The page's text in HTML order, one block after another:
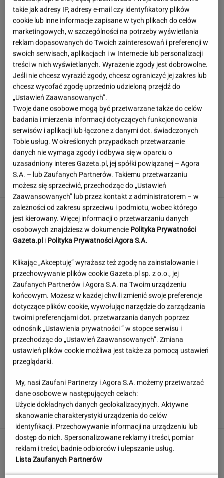
perturbacje. Polacy zapamiętają ten wyjazd na
długo
SUBSKRYPCJA
Śmierć Marii Zięby w "Na Wspólnej" to
ponury żart. Scenarzysta popłynął
ZUZANNA KWASEK
Sensacyjne odkrycie w Gdańsku. Pod "Misiem"
czekał historyczny skarb
Angelina Jolie pod presją. Brad Pitt domaga
się ujawnienia dokumentów
Sprawdzili biżuterię. Normy bezpieczeństwa
przekroczono setki razy
Jerzy Zięba w Kancelarii Prezydenta.
"Fantastyczne spotkanie"
takie jak adresy IP, adresy e-mail czy identyfikatory plików
cookie lub inne informacje zapisane w tych plikach do celów
marketingowych, w szczególności na potrzeby wyświetlania
reklam dopasowanych do Twoich zainteresowań i preferencji w
swoich serwisach, aplikacjach i w Internecie lub personalizacji
treści w nich wyświetlanych. Wyrażenie zgody jest dobrowolne.
Jeśli nie chcesz wyrazić zgody, chcesz ograniczyć jej zakres lub
chcesz wycofać zgodę uprzednio udzieloną przejdź do
„Ustawień Zaawansowanych”.
Twoje dane osobowe mogą być przetwarzane także do celów
badania i mierzenia informacji dotyczących funkcjonowania
serwisów i aplikacji lub łączone z danymi dot. świadczonych
Tobie usług. W określonych przypadkach przetwarzanie
danych nie wymaga zgody i odbywa się w oparciu o
uzasadniony interes Gazeta.pl, jej spółki powiązanej – Agora
S.A. – lub Zaufanych Partnerów. Takiemu przetwarzaniu
możesz się sprzeciwić, przechodząc do „Ustawień
Zaawansowanych” lub przez kontakt z administratorem – w
zależności od zakresu sprzeciwu i podmiotu, wobec którego
jest kierowany. Więcej informacji o przetwarzaniu danych
osobowych znajdziesz w dokumencie Polityka Prywatności
Gazeta.pl i Polityka Prywatności Agora S.A.
Klikając „Akceptuję” wyrażasz też zgodę na zainstalowanie i
przechowywanie plików cookie Gazeta.pl sp. z o.o., jej
Zaufanych Partnerów i Agora S.A. na Twoim urządzeniu
końcowym. Możesz w każdej chwili zmienić swoje preferencje
dotyczące plików cookie, wywołując narzędzie do zarządzania
twoimi preferencjami dot. przetwarzania danych poprzez
odnośnik „Ustawienia prywatności ” w stopce serwisu i
przechodząc do „Ustawień Zaawansowanych”. Zmiana
ustawień plików cookie możliwa jest także za pomocą ustawień
przeglądarki.
My, nasi Zaufani Partnerzy i Agora S.A. możemy przetwarzać
dane osobowe w następujących celach:
Użycie dokładnych danych geolokalizacyjnych. Aktywne
skanowanie charakterystyki urządzenia do celów
identyfikacji. Przechowywanie informacji na urządzeniu lub
dostęp do nich. Spersonalizowane reklamy i treści, pomiar
reklam i treści, badnie odbiorców i ulepszanie usług.
Lista Zaufanych Partnerów